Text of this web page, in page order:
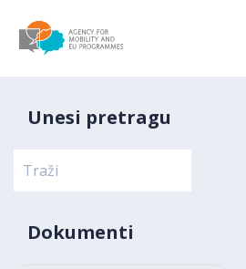
Unesi pretragu
Dokumenti